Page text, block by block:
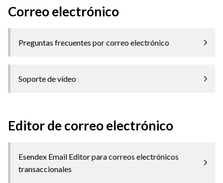
Correo electrónico
Preguntas frecuentes por correo electrónico
Soporte de vídeo
Editor de correo electrónico
Esendex Email Editor para correos electrónicos
transaccionales